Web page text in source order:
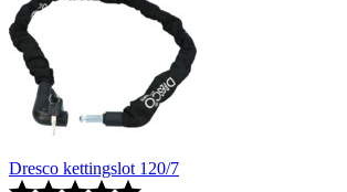
Dresco kettingslot 120/7